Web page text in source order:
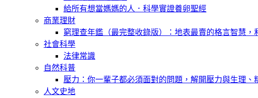
給所有想當媽媽的人．科學實證養卵聖經
商業理財
窮理查年鑑（最完整收錄版）：地表最賣的格言智慧，
社會科學
法律常識
自然科普
壓力：你一輩子都必須面對的問題，解開壓力與生理、
人文史地